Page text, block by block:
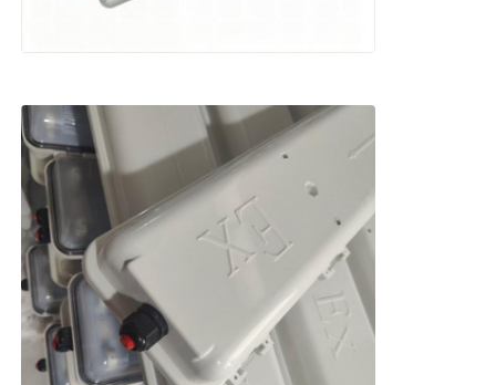
Glandy kablowe zabezpieczone przed wybuchem